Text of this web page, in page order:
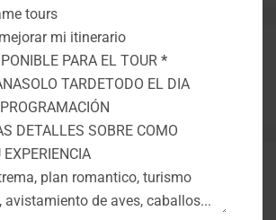
Montenegro Quindío
tours
Ayudame a mejorar mi itinerario
PARA EL TOUR *
SOLO TARDETODO EL DIA
DETALLES SOBRE COMO
EXPERIENCIA